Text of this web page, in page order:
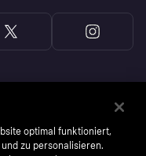
optimal funktioniert,
zu personalisieren.